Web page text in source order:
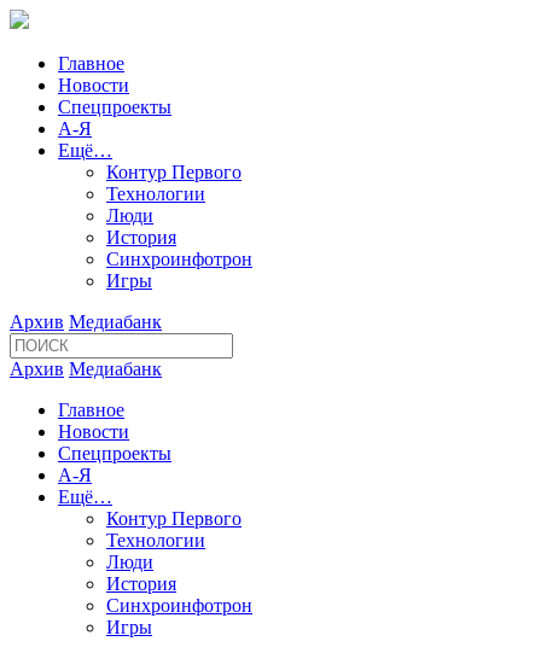
Главное
Новости
Спецпроекты
А-Я
Ещё…
Контур Первого
Технологии
Люди
История
Синхроинфотрон
Игры
Архив Медиабанк
Архив Медиабанк
Главное
Новости
Спецпроекты
А-Я
Ещё…
Контур Первого
Технологии
Люди
История
Синхроинфотрон
Игры